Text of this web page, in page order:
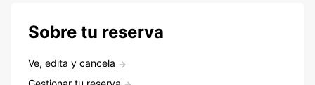
Sobre tu reserva
Ve, edita y cancela